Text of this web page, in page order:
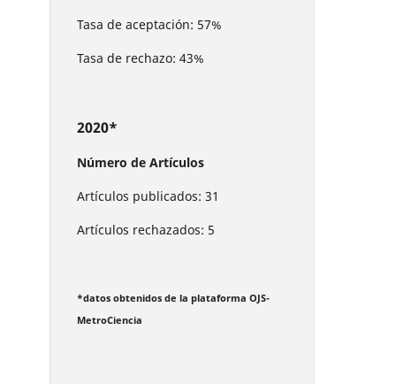
Tasa de aceptación: 57%
Tasa de rechazo: 43%
2020*
Número de Artículos
Artículos publicados: 31
Artículos rechazados: 5
*datos obtenidos de la plataforma OJS-
MetroCiencia